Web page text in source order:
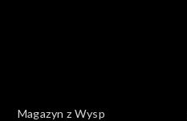
Magazyn z Wysp